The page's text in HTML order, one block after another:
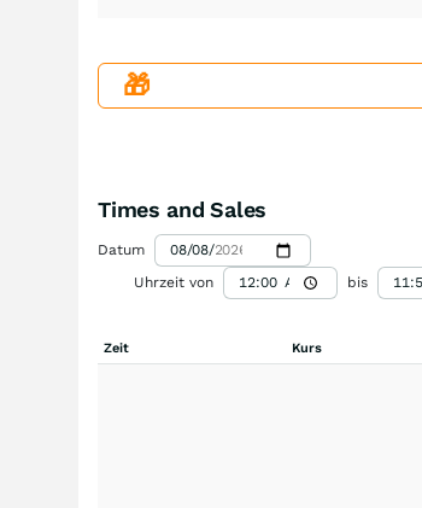
🎁
Times and Sales
Datum
Uhrzeit von
bis
Zeit Kurs